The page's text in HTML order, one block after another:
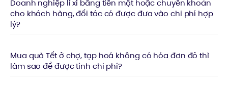
Doanh nghiệp lì xì bằng tiền mặt hoặc chuyển khoản
cho khách hàng, đối tác có được đưa vào chi phí hợp
lý?
Mua quà Tết ở chợ, tạp hoá không có hóa đơn đỏ thì
làm sao để được tính chi phí?